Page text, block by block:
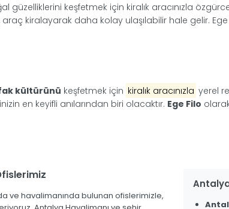
güzelliklerini keşfetmek için kiralık aracınızla
kiralayarak daha kolay ulaşılabilir hale gelir.
kültürünü keşfetmek için kiralık aracınızla yerel
en keyifli anılarından biri olacaktır. Ege Filo
ve havalimanında bulunan ofislerimizle,